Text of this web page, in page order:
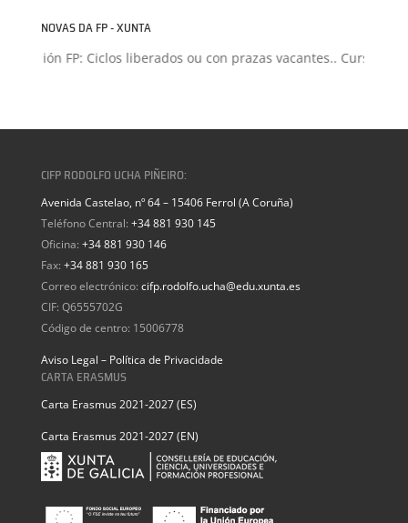
NOVAS DA FP - XUNTA
FP: Ciclos liberados ou con prazas vacantes.. Curso 2026-
CIFP RODOLFO UCHA PIÑEIRO:
Avenida Castelao, nº 64 – 15406 Ferrol (A Coruña)
Teléfono Central: +34 881 930 145
Oficina: +34 881 930 146
Fax: +34 881 930 165
Correo electrónico: cifp.rodolfo.ucha@edu.xunta.es
CIF: Q6555702G
Código de centro: 15006778
Aviso Legal – Política de Privacidade
CARTA ERASMUS
Carta Erasmus 2021-2027 (ES)
Carta Erasmus 2021-2027 (EN)